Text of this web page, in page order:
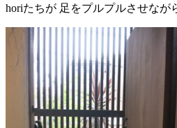
horiたちが 足をプルプルさせな